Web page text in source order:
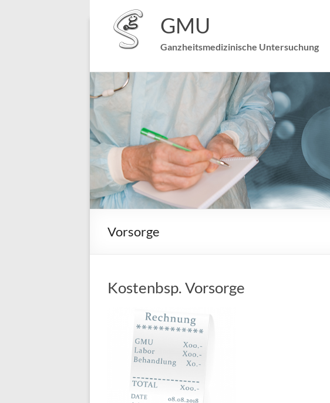
Praxis Dr. Nicolai Schreck~ Speckweg 22 ~ 68305 Mannheim :::
GMU
Ganzheitsmedizinische Untersuchung
Vorsorge
Kostenbsp. Vorsorge